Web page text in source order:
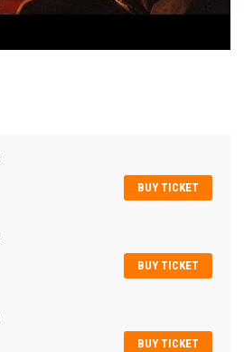
BUY TICKET
BUY TICKET
BUY TICKET